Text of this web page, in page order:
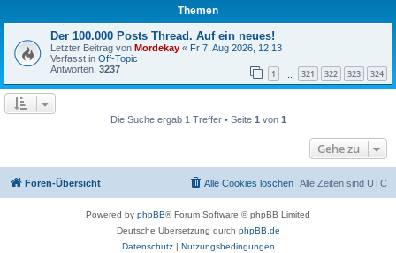
Themen
Der 100.000 Posts Thread. Auf ein neues!
Letzter Beitrag von Mordekay « Fr 7. Aug 2026, 12:13
Verfasst in Off-Topic
Antworten: 3237 1 321 322 323 324
Die Suche ergab 1 Treffer • Seite 1 von 1
Gehe zu
Foren-Übersicht Alle Zeiten sind UTC
Alle Cookies löschen
Powered by phpBB® Forum Software © phpBB Limited
Deutsche Übersetzung durch phpBB.de
Datenschutz| Nutzungsbedingungen